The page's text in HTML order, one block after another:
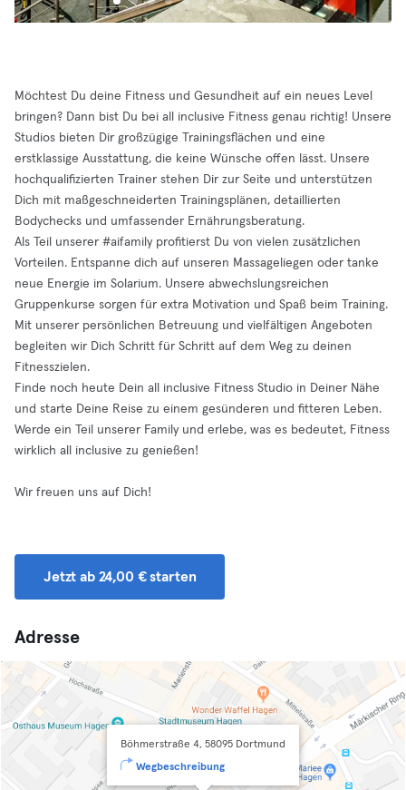
Möchtest Du deine Fitness und Gesundheit auf ein neues Level
bringen? Dann bist Du bei all inclusive Fitness genau richtig! Unsere
Studios bieten Dir großzügige Trainingsflächen und eine
erstklassige Ausstattung, die keine Wünsche offen lässt. Unsere
hochqualifizierten Trainer stehen Dir zur Seite und unterstützen
Dich mit maßgeschneiderten Trainingsplänen, detaillierten
Bodychecks und umfassender Ernährungsberatung.
Als Teil unserer #aifamily profitierst Du von vielen zusätzlichen
Vorteilen. Entspanne dich auf unseren Massageliegen oder tanke
neue Energie im Solarium. Unsere abwechslungsreichen
Gruppenkurse sorgen für extra Motivation und Spaß beim Training.
Mit unserer persönlichen Betreuung und vielfältigen Angeboten
begleiten wir Dich Schritt für Schritt auf dem Weg zu deinen
Fitnesszielen.
Finde noch heute Dein all inclusive Fitness Studio in Deiner Nähe
und starte Deine Reise zu einem gesünderen und fitteren Leben.
Werde ein Teil unserer Family und erlebe, was es bedeutet, Fitness
wirklich all inclusive zu genießen!
Wir freuen uns auf Dich!
Jetzt ab 24,00 € starten
Adresse
Böhmerstraße 4, 58095 Dortmund
Wegbeschreibung